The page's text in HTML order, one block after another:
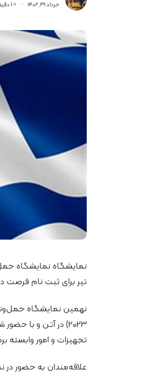
خرداد 31, 1402 ·
< 1
تیر برای ثبت نام فرصت
2023) در آتن و با
تجهیزات و امور وابسته
علاقه‌مندان به حضور در